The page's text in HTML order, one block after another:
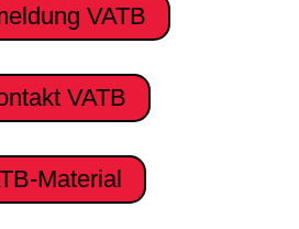
VATB
VATB
Material